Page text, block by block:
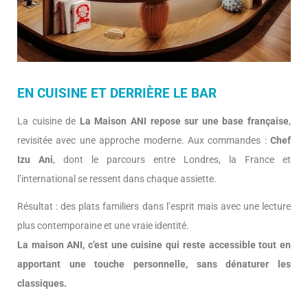
EN CUISINE ET DERRIÈRE LE BAR
La cuisine de La Maison ANI repose sur une base française,
revisitée avec une approche moderne. Aux commandes : Chef
Izu Ani, dont le parcours entre Londres, la France et
l’international se ressent dans chaque assiette.
Résultat : des plats familiers dans l’esprit mais avec une lecture
plus contemporaine et une vraie identité.
La maison ANI, c’est une cuisine qui reste accessible tout en
apportant une touche personnelle, sans dénaturer les
classiques.